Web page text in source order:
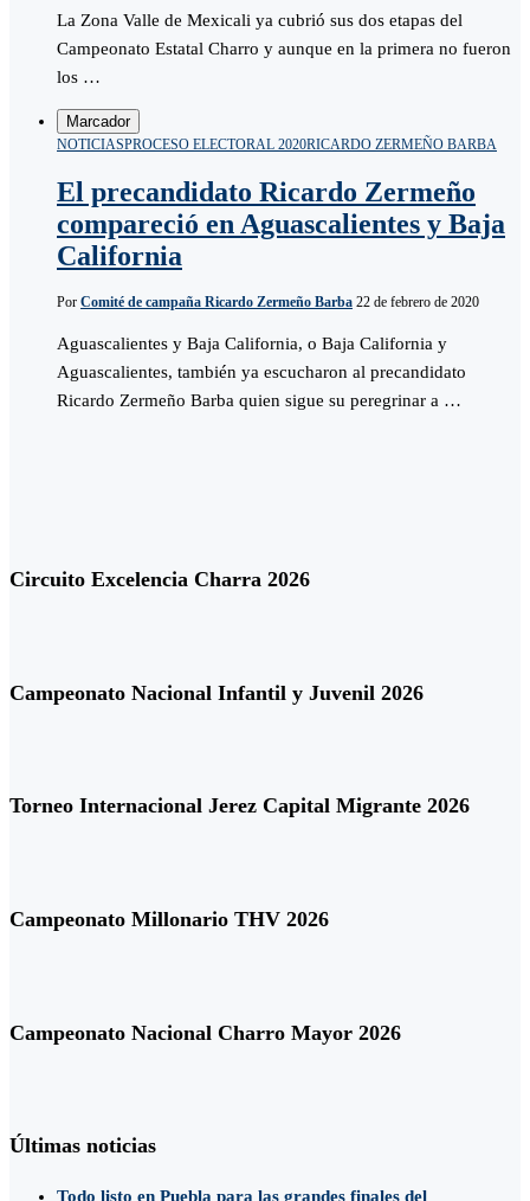
La Zona Valle de Mexicali ya cubrió sus dos etapas del
Campeonato Estatal Charro y aunque en la primera no fueron
los …
Marcador
NOTICIASPROCESO ELECTORAL 2020RICARDO ZERMEÑO BARBA
El precandidato Ricardo Zermeño
compareció en Aguascalientes y Baja
California
Por Comité de campaña Ricardo Zermeño Barba 22 de febrero de 2020
Aguascalientes y Baja California, o Baja California y
Aguascalientes, también ya escucharon al precandidato
Ricardo Zermeño Barba quien sigue su peregrinar a …
Circuito Excelencia Charra 2026
Campeonato Nacional Infantil y Juvenil 2026
Torneo Internacional Jerez Capital Migrante 2026
Campeonato Millonario THV 2026
Campeonato Nacional Charro Mayor 2026
Últimas noticias
Todo listo en Puebla para las grandes finales del